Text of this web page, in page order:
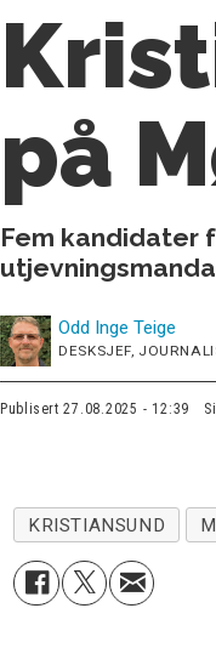
på
Fem kandidater
Odd Inge Teige
DESKSJEF,
Publisert 27.08.2025 - 12:39
KRISTIANSUND